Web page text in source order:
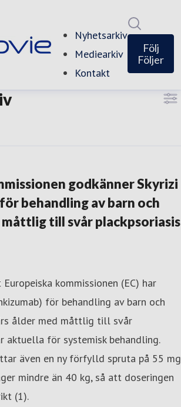
Nyhetsarkiv
Mediearkiv
Kontakt
Följ
Följer
godkänner Skyrizi
behandling av barn och
till svår plackpsoriasis
kommissionen (EC) har
för behandling av barn och
ålder med måttlig till svår
aktuella för systemisk behandling.
även en ny förfylld spruta på 55 mg
mindre än 40 kg, så att doseringen
(1).